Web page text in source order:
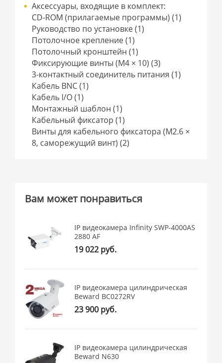
Аксессуары, входящие в комплект:
CD-ROM (прилагаемые программы) (1)
Руководство по установке (1)
Потолочное крепление (1)
Потолочный кронштейн (1)
Фиксирующие винты (M4 × 10) (3)
3-контактный соединитель питания (1)
Кабель BNC (1)
Кабель I/O (1)
Монтажный шаблон (1)
Кабельный фиксатор (1)
Винты для кабельного фиксатора (M2.6 ×
8, саморежущий винт) (2)
Вам может понравиться
IP видеокамера Infinity SWP-4000AS
2880 AF
19 022 руб.
IP видеокамера цилиндрическая
Beward BC0272RV
23 900 руб.
IP видеокамера цилиндрическая
Beward N630